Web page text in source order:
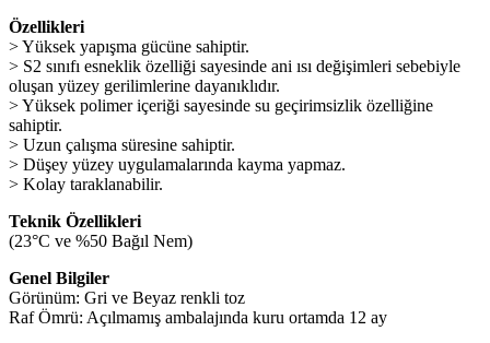
Özellikleri
> Yüksek yapışma gücüne sahiptir.
> S2 sınıfı esneklik özelliği sayesinde ani ısı değişimleri sebebiyle
oluşan yüzey gerilimlerine dayanıklıdır.
> Yüksek polimer içeriği sayesinde su geçirimsizlik özelliğine
sahiptir.
> Uzun çalışma süresine sahiptir.
> Düşey yüzey uygulamalarında kayma yapmaz.
> Kolay taraklanabilir.
Teknik Özellikleri
(23°C ve %50 Bağıl Nem)
Genel Bilgiler
Görünüm: Gri ve Beyaz renkli toz
Raf Ömrü: Açılmamış ambalajında kuru ortamda 12 ay